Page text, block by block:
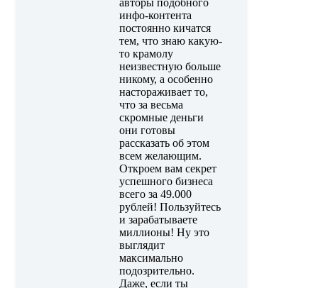
инфо-контента
постоянно кичатся
тем, что знаю какую-
то крамолу
неизвестную больше
никому, а особенно
настораживает то,
что за весьма
скромные деньги
они готовы
рассказать об этом
всем желающим.
Откроем вам секрет
успешного бизнеса
всего за 49.000
рублей! Пользуйтесь
и зарабатываете
миллионы! Ну это
выглядит
максимально
подозрительно.
Даже, если ты